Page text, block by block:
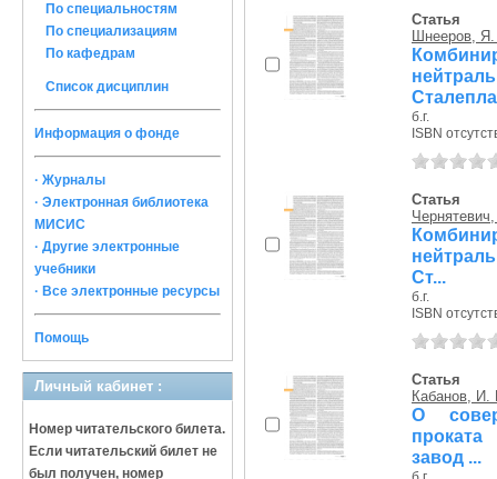
По специальностям
По специализациям
По кафедрам
Список дисциплин
Информация о фонде
· Журналы
· Электронная библиотека
МИСИС
· Другие электронные
учебники
· Все электронные ресурсы
Помощь
Личный кабинет :
Номер читательского билета.
Если читательский билет не
был получен, номер
Статья
Шнееров,
б.г.
ISBN
Статья
Ст...
б.г.
ISBN
Статья
Кабанов, И.
О
завод ...